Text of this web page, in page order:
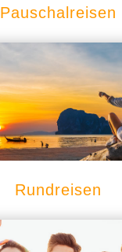
Pauschalreisen
Rundreisen